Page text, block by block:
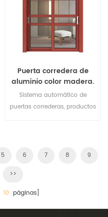
Puerta corredera de
aluminio color madera.
Sistema automático de
puertas correderas, productos
5 6 7 8 9
>>
10 páginas]